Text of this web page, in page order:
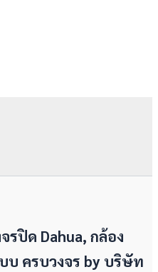
รปิด Dahua, กล้อง
บ ครบวงจร by บริษัท